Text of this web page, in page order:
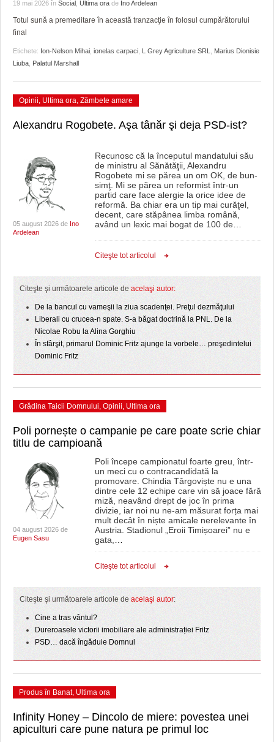
GRĂDINA TAICII DOMNULUI
CU OIŞTEA-N KIERKEGAARD
PE SURSE
CRONICĂ DE FILM
FILME DOCUMENTARE
JOCURI ONLINE
ACCIDENTE
INFO SI UTILE
INVATAMANT
JUSTITIE
FILME DOCUMENTARE
CLIPURI VIDEO
JOCURI ONLINE
DIVERSE
FARMACII DIN TIMIŞOARA
HARTA TIMIŞOAREI
LICEE, ŞCOLI ŞI GRĂDINIŢE DIN TIMIŞ
PRIMĂRIILE DIN TIMIŞ
SFATUL MEDICULUI
19 mai 2026 în Social Ultima ora de Ino Ardelean
Totul sună a premeditare în această tranzacţie în folosul cumpărătorului
final
Etichete: Ion-Nelson Mihai ionelas carpaci L Grey Agriculture SRL
Marius Dionisie
Liuba
Palatul Marshall
Opinii, Ultima ora, Zâmbete amare
Alexandru Rogobete. Aşa tânăr şi deja PSD-ist?
05 august 2026 de Ino
Ardelean
Recunosc că la începutul mandatului său
de ministru al Sănătăţii, Alexandru
Rogobete mi se părea un om OK, de bun-
simţ. Mi se părea un reformist într-un
partid care face alergie la orice idee de
reformă. Ba chiar era un tip mai curăţel,
decent, care stăpânea limba română,
având un lexic mai bogat de 100 de…
Citeşte tot articolul
Citeşte şi următoarele articole de acelaşi autor:
De la bancul cu vameşii la ziua scadenţei. Preţul dezmăţului
Liberali cu crucea-n spate. S-a băgat doctrină la PNL. De la
Nicolae Robu la Alina Gorghiu
În sfârşit, primarul Dominic Fritz ajunge la vorbele… preşedintelui
Dominic Fritz
Grădina Taicii Domnului, Opinii, Ultima ora
Poli pornește o campanie pe care poate scrie chiar
titlu de campioană
04 august 2026 de
Eugen Sasu
Poli începe campionatul foarte greu, într-
un meci cu o contracandidată la
promovare. Chindia Târgoviște nu e una
dintre cele 12 echipe care vin să joace fără
miză, neavând drept de joc în prima
divizie, iar noi nu ne-am măsurat forța mai
mult decât în niște amicale nerelevante în
Austria. Stadionul „Eroii Timișoarei” nu e
gata,…
Citeşte tot articolul
Citeşte şi următoarele articole de acelaşi autor:
Cine a tras vântul?
Dureroasele victorii imobiliare ale administrației Fritz
PSD… dacă îngăduie Domnul
Produs în Banat, Ultima ora
Infinity Honey – Dincolo de miere: povestea unei
apiculturi care pune natura pe primul loc